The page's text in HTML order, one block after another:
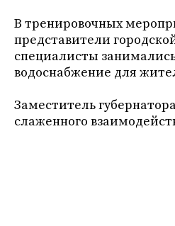
В тренировочных
представители
специалисты
водоснабжение для
Заместитель
слаженного